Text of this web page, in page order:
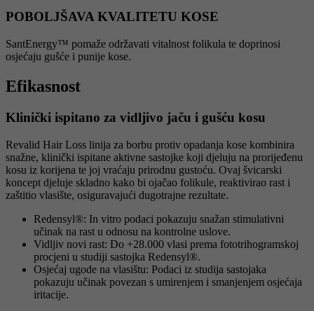
POBOLJŠAVA KVALITETU KOSE
SantEnergy™ pomaže održavati vitalnost folikula te doprinosi
osjećaju gušće i punije kose.
Efikasnost
Klinički ispitano za vidljivo jaču i gušću kosu
Revalid Hair Loss linija za borbu protiv opadanja kose kombinira
snažne, klinički ispitane aktivne sastojke koji djeluju na prorijeđenu
kosu iz korijena te joj vraćaju prirodnu gustoću. Ovaj švicarski
koncept djeluje skladno kako bi ojačao folikule, reaktivirao rast i
zaštitio vlasište, osiguravajući dugotrajne rezultate.
Redensyl®: In vitro podaci pokazuju snažan stimulativni
učinak na rast u odnosu na kontrolne uslove.
Vidljiv novi rast: Do +28.000 vlasi prema fototrihogramskoj
procjeni u studiji sastojka Redensyl®.
Osjećaj ugode na vlasištu: Podaci iz studija sastojaka
pokazuju učinak povezan s umirenjem i smanjenjem osjećaja
iritacije.